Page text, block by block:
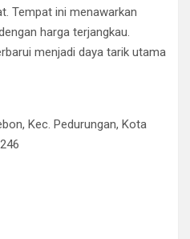
Tempat ini menawarkan
harga terjangkau.
menjadi daya tarik utama
Kec. Pedurungan, Kota